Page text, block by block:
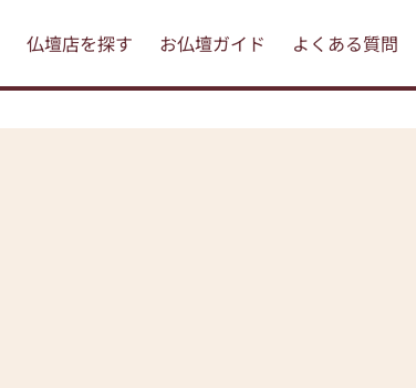
仏壇店を探す お仏壇ガイド よくある質問